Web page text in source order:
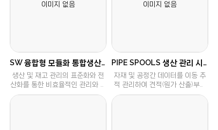
SW 융합형 모듈화 통합생산관리시스템
생산 및 재고 관리의 표준화와 전
산화를 통한 비효율적인 관리와 기
업에서 발생하는 각종 손실을 줄이
PIPE SPOOLS 생산 관리 시스템
자재 및 공정간 데이터를 이동 추
적 관리하여 견적(원가 산출)부터
출하 전까지 전체 프로세스를 체계